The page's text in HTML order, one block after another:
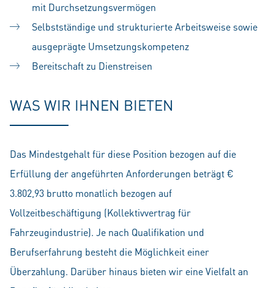
mit Durchsetzungsvermögen
Selbstständige und strukturierte Arbeitsweise sowie
ausgeprägte Umsetzungskompetenz
Bereitschaft zu Dienstreisen
WAS WIR IHNEN BIETEN
Das Mindestgehalt für diese Position bezogen auf die
Erfüllung der angeführten Anforderungen beträgt €
3.802,93 brutto monatlich bezogen auf
Vollzeitbeschäftigung (Kollektivvertrag für
Fahrzeugindustrie). Je nach Qualifikation und
Berufserfahrung besteht die Möglichkeit einer
Überzahlung. Darüber hinaus bieten wir eine Vielfalt an